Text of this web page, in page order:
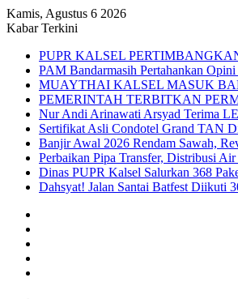
Kamis, Agustus 6 2026
Kabar Terkini
PUPR KALSEL
PAM Bandarmasih Pertahankan
MUAYTHAI KALSEL MASUK
PEMERINTAH TERBITKAN
Nur Andi Arinawati Arsyad Terima
Sertifikat Asli Condotel Grand TAN
Banjir Awal 2026 Rendam Sawah,
Perbaikan Pipa Transfer, Distribusi
Dinas PUPR Kalsel Salurkan 368
Dahsyat! Jalan Santai Batfest Diikuti